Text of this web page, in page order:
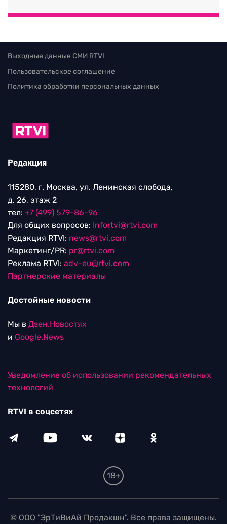
Выходные данные СМИ RTVI
Пользовательское соглашение
Политика обработки персональных данных
Редакция
115280, г. Москва, ул. Ленинская слобода,
д. 26, этаж 2
тел: +7 (499) 579-86-96
Для общих вопросов: Infortvi@rtvi.com
Редакция RTVI: news@rtvi.com
Маркетинг/PR: pr@rtvi.com
Реклама RTVI: adv-eu@rtvi.com
Партнерские материалы
Достойные новости
Мы в Дзен.Новостях
и Google.News
Уведомление об использовании рекомендательных
технологий
RTVI в соцсетях
18+
© ООО "ЭрТиВиАй Продакшн". Все права защищены.